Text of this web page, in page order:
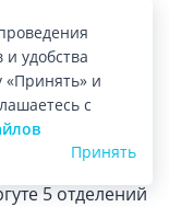
Карта Список
5 отделений
удобства
«Принять» и
с
Принять